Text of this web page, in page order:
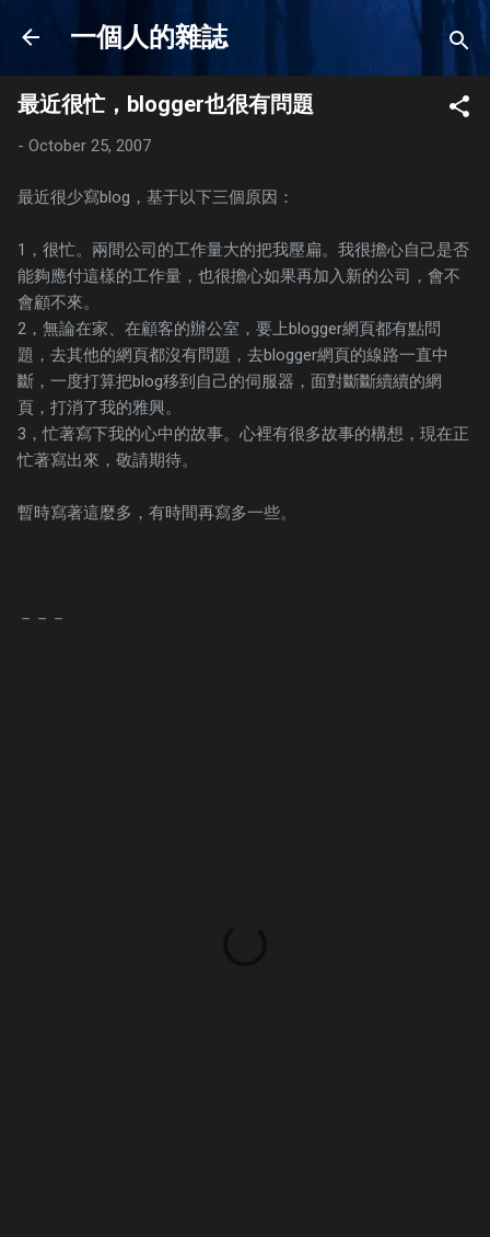
Skip to main content
一個人的雜誌
最近很忙，blogger也很有問題
- October 25, 2007
最近很少寫blog，基于以下三個原因：
1，很忙。兩間公司的工作量大的把我壓扁。我很擔心自己是否
能夠應付這樣的工作量，也很擔心如果再加入新的公司，會不
會顧不來。
2，無論在家、在顧客的辦公室，要上blogger網頁都有點問
題，去其他的網頁都沒有問題，去blogger網頁的線路一直中
斷，一度打算把blog移到自己的伺服器，面對斷斷續續的網
頁，打消了我的雅興。
3，忙著寫下我的心中的故事。心裡有很多故事的構想，現在正
忙著寫出來，敬請期待。
暫時寫著這麼多，有時間再寫多一些。
－－－